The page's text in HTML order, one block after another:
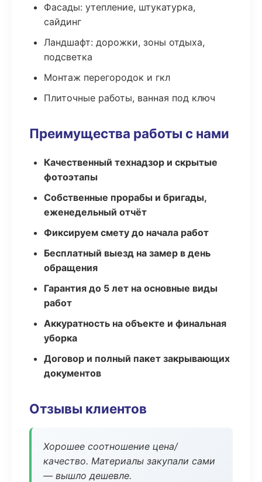
Фасады: утепление, штукатурка,
сайдинг
Ландшафт: дорожки, зоны отдыха,
подсветка
Монтаж перегородок и гкл
Плиточные работы, ванная под ключ
Преимущества работы с нами
Качественный технадзор и скрытые
фотоэтапы
Собственные прорабы и бригады,
еженедельный отчёт
Фиксируем смету до начала работ
Бесплатный выезд на замер в день
обращения
Гарантия до 5 лет на основные виды
работ
Аккуратность на объекте и финальная
уборка
Договор и полный пакет закрывающих
документов
Отзывы клиентов
Хорошее соотношение цена/
качество. Материалы закупали сами
— вышло дешевле.